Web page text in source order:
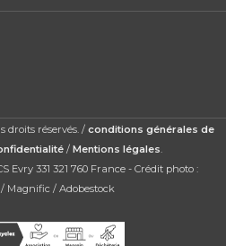
droits réservés. / conditions générales de
/ Mentions légales
Evry 331 321 760 France - Crédit photo :
Magnific / Adobestock